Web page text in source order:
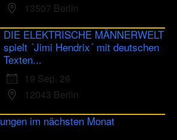
13507 Berlin
DIE ELEKTRISCHE MÄNNERWELT
spielt ´Jimi Hendrix´ mit deutschen
Texten...
19 Sep. 26
12043 Berlin
im nächsten Monat